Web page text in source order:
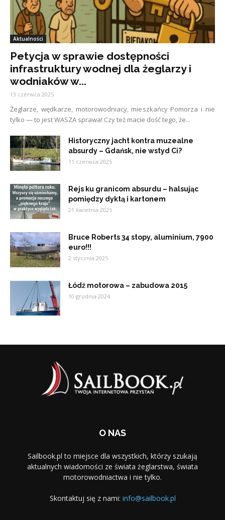
Aktualności
Petycja w sprawie dostępności
infrastruktury wodnej dla żeglarzy i
wodniaków w...
13 czerwca 2025
Żeglarze, wędkarze, motorowodniacy, mieszkańcy Pomorza i nie
tylko — to jest WASZA sprawa! Czy też macie dość tego, że...
Historyczny jacht kontra muzealne
absurdy – Gdańsk, nie wstyd Ci?
11 czerwca 2025
Rejs ku granicom absurdu – halsując
pomiędzy dyktą i kartonem
21 kwietnia 2025
Bruce Roberts 34 stopy, aluminium, 7900
euro!!!
2 stycznia 2025
Łódź motorowa – zabudowa 2015
10 grudnia 2024
O NAS
Sailbook.pl to miejsce dla wszystkich, którzy szukają
aktualnych wiadomości ze świata żeglarstwa, świata
motorowodniactwa i nie tylko.
Skontaktuj się z nami: info@sailbook.pl